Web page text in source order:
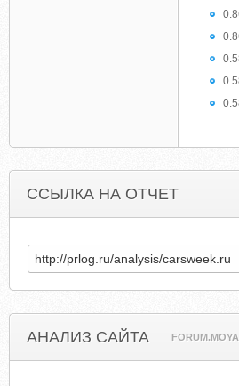
ССЫЛКА НА ОТЧЕТ
АНАЛИЗ САЙТА